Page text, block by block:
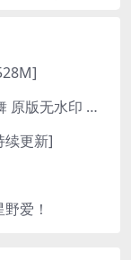
【虎牙主播】 艾米 烧舞福利/影子舞 原版无水印 （1v/130m）
续更新]
爱！